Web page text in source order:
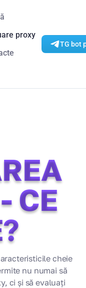
proxy
TG bot
CE
cheie
nu numai să
ci și să evaluați